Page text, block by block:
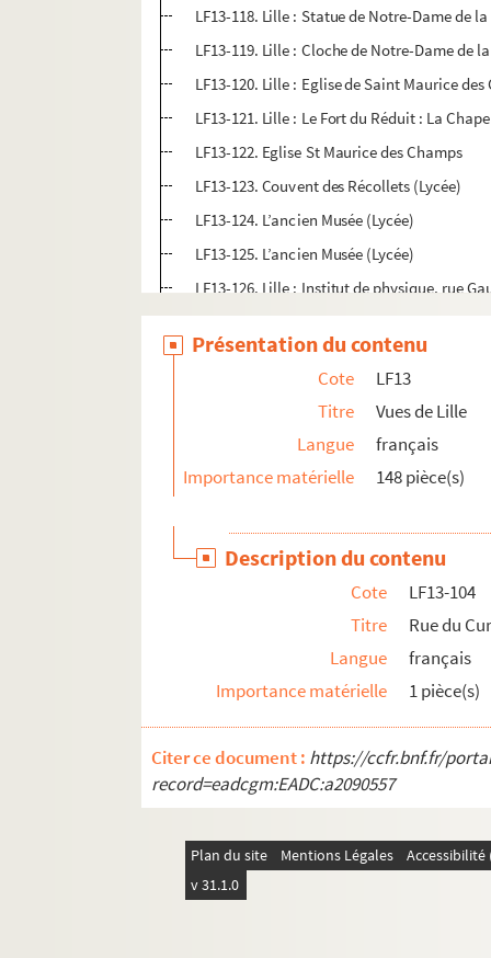
LF13-118. Lille : Statue de Notre-Dame de
LF13-119. Lille : Cloche de Notre-Dame de
LF13-120. Lille : Eglise de Saint Maurice
LF13-121. Lille : Le Fort du Réduit : La
LF13-122. Eglise St Maurice des Champs
LF13-123. Couvent des Récollets (Lycée)
LF13-124. L’ancien Musée (Lycée)
LF13-125. L’ancien Musée (Lycée)
LF13-126. Lille : Institut de physique, rue
LF13-127. Lille : Les abattoirs
LF13-128. Lille : Hôpital de la charité
LF13-129. Portail de l’Hospice Comtesse
LF13-130. Lille : Entrée de l’Hôpital Notre-
LF13-131. Lille : Hospice Comtesse : La
LF13-132. Lille : Hospice Comtesse : Le
LF13-134. Lille : Les Bleuets
LF13-135. Lille : Mortier autrichien à l’hôtel
LF13-136. Lille : Statue du général Négrier
LF13-137. Lille : Place de Strasbourg :
LF13-138. Lille : Place Richebé : Monument
LF13-139. Lille : Monument Pasteur : Place
LF13-140. Lille : Place Philippe Le Bon :
LF13-141. Lille : Place Philippe Le Bon :
LF13-143. Lille : Le géant Phinaert
LF13-144. Lille : Cortège de géants : Le
Présentation du contenu
Cote
LF13
Titre
Vues de Lille
Langue
français
Importance matérielle
148 pièce(s)
Description du contenu
Cote
LF13-104
Titre
Rue du
Langue
français
Importance matérielle
1 pièce(s)
Citer ce document : https://ccfr.bnf.fr/
record=eadcgm:EADC:a2090557
Plan du site Mentions Légales
v 31.1.0